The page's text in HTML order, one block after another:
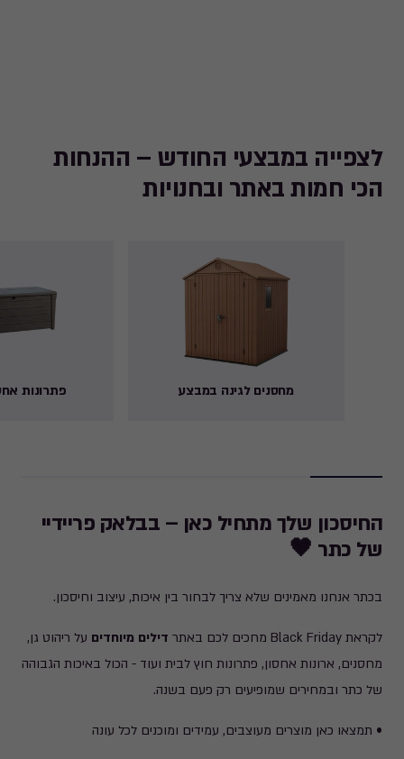
לצפייה במבצעי החודש – ההנחות
הכי חמות באתר ובחנויות
מחסנים לגינה במבצע פתרונות
החיסכון שלך מתחיל כאן – בבלאק פריידיי
של כתר 🖤
בכתר אנחנו מאמינים שלא צריך לבחור בין איכות, עיצוב וחיסכון.
לקראת Black Friday מחכים לכם באתר דילים מיוחדים על ריהוט גן,
מחסנים, ארונות אחסון, פתרונות חוץ לבית ועוד - הכול באיכות הגבוהה
של כתר ובמחירים שמופיעים רק פעם בשנה.
• תמצאו כאן מוצרים מעוצבים, עמידים ומוכנים לכל עונה